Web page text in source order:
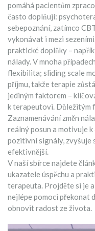
pomáhá pacientům
často doplňují:
sebepoznání, zatímco
vykonávat i mezi
praktické doplňky –
nálady. V mnoha
flexibilita; sliding scale
příjmu, takže terapie
jediným faktorem –
k terapeutovi. Důležitým
Zaznamenávání změn
reálný posun a motivuje
pozitivní signály, zvyšuje
efektivnější.
V naší sbírce najdete
ukazatele úspěchu a
terapeuta. Projděte si je
nejlépe pomoci překonat
obnovit radost ze života.